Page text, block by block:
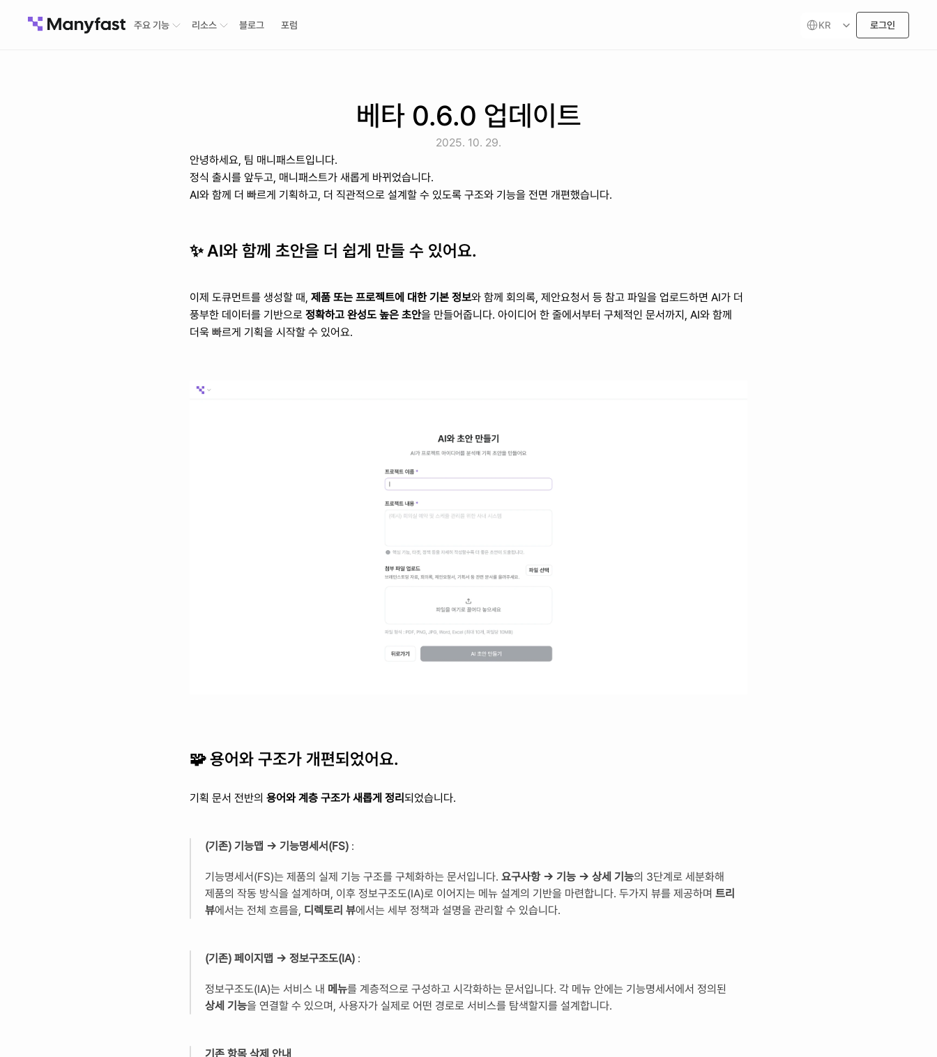
베타 0.6.0 업데이트
2025. 10. 29.
안녕하세요, 팀 매니패스트입니다.
정식 출시를 앞두고, 매니패스트가 새롭게 바뀌었습니다.
AI와 함께 더 빠르게 기획하고, 더 직관적으로 설계할 수 있도록 구조와 기능을 전면 개편했습니다.
✨ AI와 함께 초안을 더 쉽게 만들 수 있어요.
이제 도큐먼트를 생성할 때, 제품 또는 프로젝트에 대한 기본 정보와 함께 회의록, 제안요청서 등 참고 파일을 업로드하면 AI가 더
풍부한 데이터를 기반으로 정확하고 완성도 높은 초안을 만들어줍니다. 아이디어 한 줄에서부터 구체적인 문서까지, AI와 함께
더욱 빠르게 기획을 시작할 수 있어요.
🧩 용어와 구조가 개편되었어요.
기획 문서 전반의 용어와 계층 구조가 새롭게 정리되었습니다.
(기존) 기능맵 -> 기능명세서(FS) :
기능명세서(FS)는 제품의 실제 기능 구조를 구체화하는 문서입니다. 요구사항 → 기능 → 상세 기능의 3단계로 세분화해
제품의 작동 방식을 설계하며, 이후 정보구조도(IA)로 이어지는 메뉴 설계의 기반을 마련합니다. 두가지 뷰를 제공하며 트리
뷰에서는 전체 흐름을, 디렉토리 뷰에서는 세부 정책과 설명을 관리할 수 있습니다.
(기존) 페이지맵 -> 정보구조도(IA) :
정보구조도(IA)는 서비스 내 메뉴
상세 기능을 연결할 수 있으며, 사용자가 실제로 어떤 경로로 서비스를 탐색할지를 설계합니다.
기존 항목 삭제 안내
주요 기능 리소스 블로그 포럼
Select Language
KR 로그인